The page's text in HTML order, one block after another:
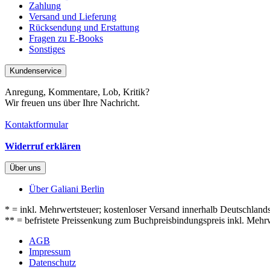
Zahlung
Versand und Lieferung
Rücksendung und Erstattung
Fragen zu E-Books
Sonstiges
Kundenservice
Anregung, Kommentare, Lob, Kritik?
Wir freuen uns über Ihre Nachricht.
Kontaktformular
Widerruf erklären
Über uns
Über Galiani Berlin
* = inkl. Mehrwertsteuer; kostenloser Versand innerhalb
** = befristete Preissenkung zum Buchpreisbindungspreis inkl.
AGB
Impressum
Datenschutz